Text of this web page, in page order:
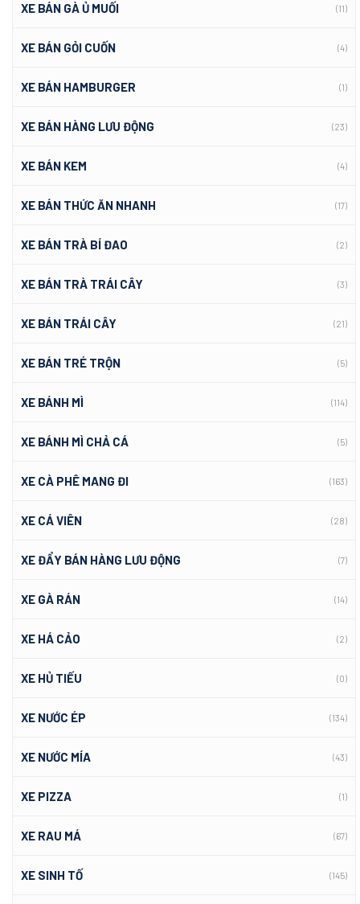
XE BÁN GÀ Ủ MUỐI (11)
XE BÁN GỎI CUỐN (4)
XE BÁN HAMBURGER (1)
XE BÁN HÀNG LƯU ĐỘNG (23)
XE BÁN KEM (4)
XE BÁN THỨC ĂN NHANH (17)
XE BÁN TRÀ BÍ ĐAO (2)
XE BÁN TRÀ TRÁI CÂY (3)
XE BÁN TRÁI CÂY (21)
XE BÁN TRÉ TRỘN (5)
XE BÁNH MÌ (114)
XE BÁNH MÌ CHẢ CÁ (5)
XE CÀ PHÊ MANG ĐI (163)
XE CÁ VIÊN (28)
XE ĐẨY BÁN HÀNG LƯU ĐỘNG (7)
XE GÀ RÁN (14)
XE HÁ CẢO (2)
XE HỦ TIẾU (0)
XE NƯỚC ÉP (134)
XE NƯỚC MÍA (43)
XE PIZZA (1)
XE RAU MÁ (67)
XE SINH TỐ (145)